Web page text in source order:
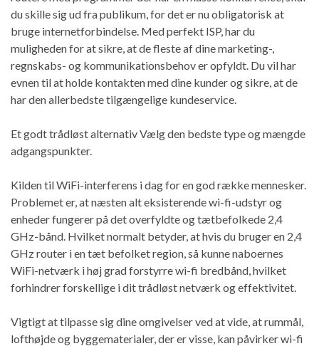
du skille sig ud fra publikum, for det er nu obligatorisk at
bruge internetforbindelse. Med perfekt ISP, har du
muligheden for at sikre, at de fleste af dine marketing-,
regnskabs- og kommunikationsbehov er opfyldt. Du vil har
evnen til at holde kontakten med dine kunder og sikre, at de
har den allerbedste tilgængelige kundeservice.
Et godt trådløst alternativ Vælg den bedste type og mængde
adgangspunkter.
Kilden til WiFi-interferens i dag for en god række mennesker.
Problemet er, at næsten alt eksisterende wi-fi-udstyr og
enheder fungerer på det overfyldte og tætbefolkede 2,4
GHz-bånd. Hvilket normalt betyder, at hvis du bruger en 2,4
GHz router i en tæt befolket region, så kunne naboernes
WiFi-netværk i høj grad forstyrre wi-fi bredbånd, hvilket
forhindrer forskellige i dit trådløst netværk og effektivitet.
Vigtigt at tilpasse sig dine omgivelser ved at vide, at rummål,
lofthøjde og byggematerialer, der er visse, kan påvirker wi-fi